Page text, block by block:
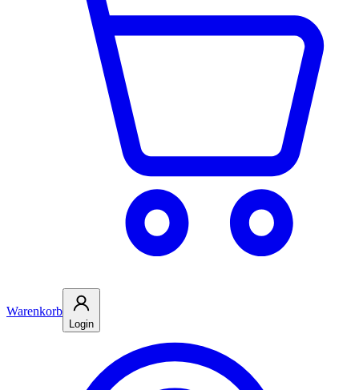
Warenkorb
Login